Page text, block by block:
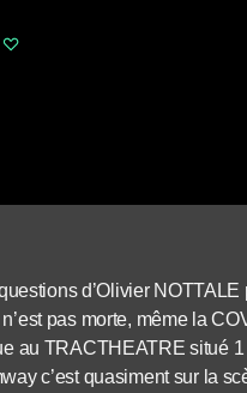
d’Olivier
pas morte, même la
au TRACTHEATRE situé
c’est quasiment sur la